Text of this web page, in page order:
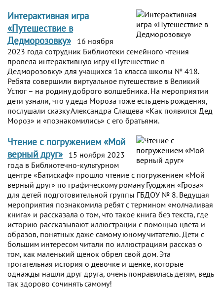
Интерактивная игра
«Путешествие в
Дедморозовку»
16 ноября
2023 года сотрудник Библиотеки семейного чтения
провела интерактивную игру «Путешествие в
Дедморозовку» для учащихся 1а класса школы № 418.
Ребята совершили виртуальное путешествие в Великий
Устюг – на родину доброго волшебника. На мероприятии
дети узнали, что у деда Мороза тоже есть день рождения,
послушали сказку Александра Слащева «Как появился Дед
Мороз» и «познакомились» с его братьями.
Чтение с погружением «Мой
верный друг»
15 ноября 2023
года в Библиотечно-культурном
центре «Батискаф» прошло чтение с погружением «Мой
верный друг» по графическому роману Гуоджин «Гроза»
для детей подготовительной группы ГБДОУ № 8. Ведущая
мероприятия познакомила ребят с термином «молчаливая
книга» и рассказала о том, что такое книга без текста, где
историю рассказывают иллюстрации с помощью цвета и
образов, понятных даже самому юному читателю. Дети с
большим интересом читали по иллюстрациям рассказ о
том, как маленький щенок обрел свой дом. Эта
трогательная история о девочке и щенке, которые
однажды нашли друг друга, очень понравилась детям, ведь
так здорово сочинять самому!